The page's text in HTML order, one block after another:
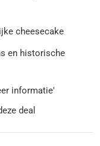
cheesecake
en historische
informatie'
deal